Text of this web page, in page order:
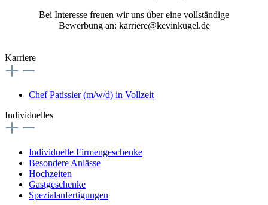
Bei Interesse freuen wir uns über eine vollständige
Bewerbung an: karriere@kevinkugel.de
Karriere
Chef Patissier (m/w/d) in Vollzeit
Individuelles
Individuelle Firmengeschenke
Besondere Anlässe
Hochzeiten
Gastgeschenke
Spezialanfertigungen